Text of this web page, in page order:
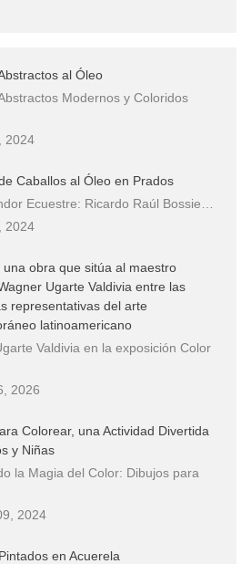
cuadros de negras africanas?
en pintura surrealista
al Óleo
Modernos y Coloridos
2024
Caballos al Óleo en Prados
Ecuestre: Ricardo Raúl Bossie…
2024
una obra que sitúa al maestro
Ugarte Valdivia entre las
representativas del arte
latinoamericano
Valdivia en la exposición Color
2026
Colorear, una Actividad Divertida
y Niñas
la Magia del Color: Dibujos para
2024
en Acuerela